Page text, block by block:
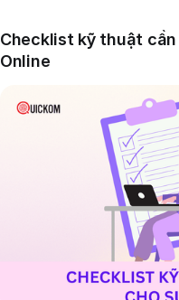
Checklist kỹ thuật
Online